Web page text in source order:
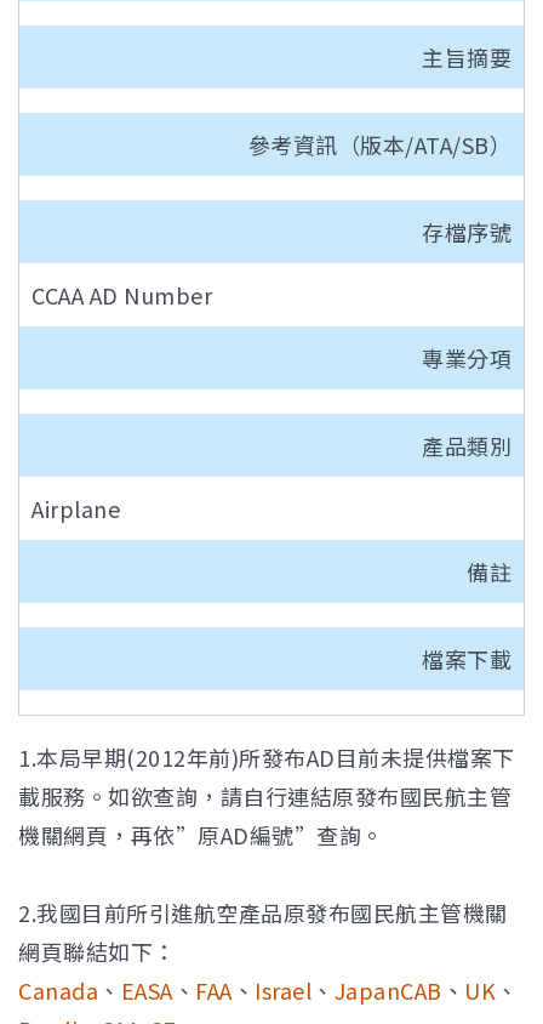
主旨摘要
參考資訊（版本/ATA/SB）
存檔序號
CCAA AD Number
專業分項
產品類別
Airplane
備註
檔案下載
1.本局早期(2012年前)所發布AD目前未提供檔案下
載服務。如欲查詢，請自行連結原發布國民航主管
機關網頁，再依”原AD編號”查詢。
2.我國目前所引進航空產品原發布國民航主管機關
網頁聯結如下：
Canada 、 EASA 、 FAA 、 Israel 、 JapanCAB 、 UK 、